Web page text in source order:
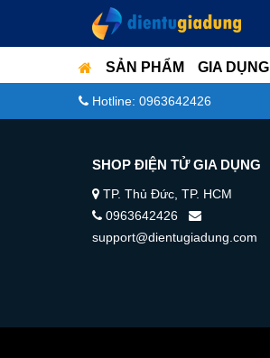
SẢN PHẨM GIA DỤNG
Hotline: 0963642426
SHOP ĐIỆN TỬ GIA DỤNG
TP. Thủ Đức, TP. HCM
0963642426
support@dientugiadung.com